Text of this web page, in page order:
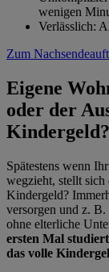
wenigen
Verlässlich:
Zum
Eigene
oder der
Kindergeld?
Spätestens wenn
wegzieht, stellt sich
Kindergeld?
versorgen und z.
ohne elterliche
ersten Mal
das volle